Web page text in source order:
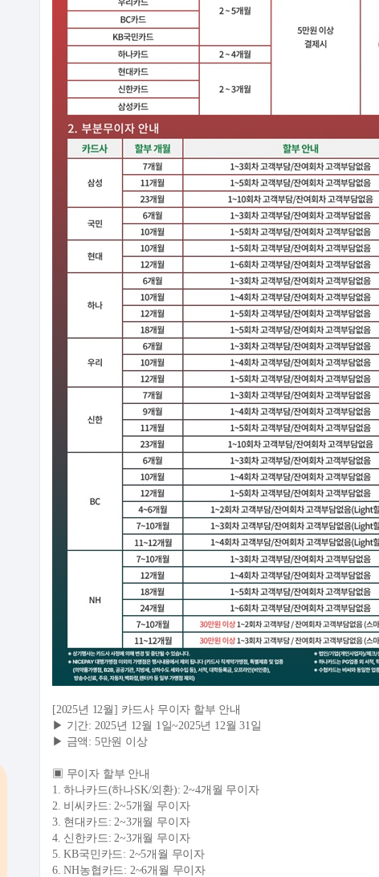
[2025년 12월] 카드사 무이자 할부 안내
▶ 기간: 2025년 12월 1일~2025년 12월 31일
▶ 금액: 5만원 이상
▣ 무이자 할부 안내
1. 하나카드(하나SK/외환): 2~4개월 무이자
2. 비씨카드: 2~5개월 무이자
3. 현대카드: 2~3개월 무이자
4. 신한카드: 2~3개월 무이자
5. KB국민카드: 2~5개월 무이자
6. NH농협카드: 2~6개월 무이자